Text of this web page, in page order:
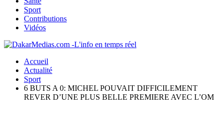
Sport
Contributions
Vidéos
Accueil
Actualité
Sport
6 BUTS A 0: MICHEL POUVAIT DIFFICILEMENT
REVER D’UNE PLUS BELLE PREMIERE AVEC L’OM